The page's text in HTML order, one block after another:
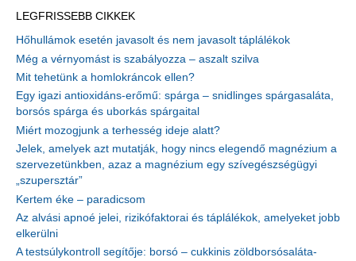
LEGFRISSEBB CIKKEK
Hőhullámok esetén javasolt és nem javasolt táplálékok
Még a vérnyomást is szabályozza – aszalt szilva
Mit tehetünk a homlokráncok ellen?
Egy igazi antioxidáns-erőmű: spárga – snidlinges spárgasaláta,
borsós spárga és uborkás spárgaital
Miért mozogjunk a terhesség ideje alatt?
Jelek, amelyek azt mutatják, hogy nincs elegendő magnézium a
szervezetünkben, azaz a magnézium egy szívegészségügyi
„szupersztár”
Kertem éke – paradicsom
Az alvási apnoé jelei, rizikófaktorai és táplálékok, amelyeket jobb
elkerülni
A testsúlykontroll segítője: borsó – cukkinis zöldborsósaláta-